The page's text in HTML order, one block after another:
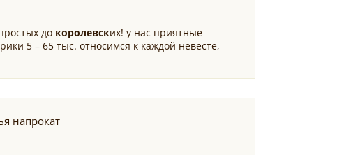
до королевских! у нас приятные
5 – 65 тыс. относимся к каждой невесте,
напрокат